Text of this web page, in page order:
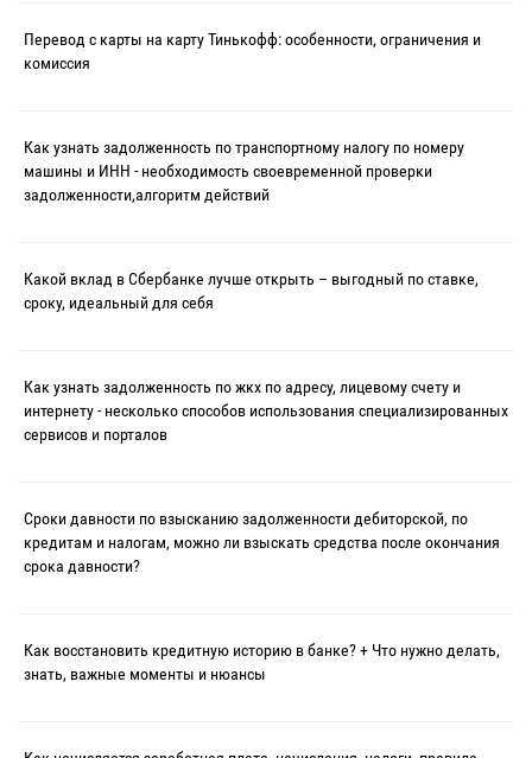
Перевод с карты на карту Тинькофф: особенности, ограничения и
комиссия
Как узнать задолженность по транспортному налогу по номеру
машины и ИНН - необходимость своевременной проверки
задолженности,алгоритм действий
Какой вклад в Сбербанке лучше открыть – выгодный по ставке,
сроку, идеальный для себя
Как узнать задолженность по жкх по адресу, лицевому счету и
интернету - несколько способов использования специализированных
сервисов и порталов
Сроки давности по взысканию задолженности дебиторской, по
кредитам и налогам, можно ли взыскать средства после окончания
срока давности?
Как восстановить кредитную историю в банке? + Что нужно делать,
знать, важные моменты и нюансы